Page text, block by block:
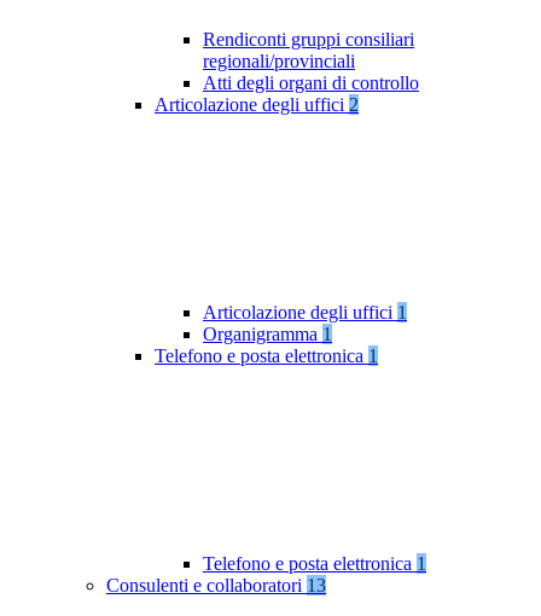
Rendiconti gruppi consiliari
regionali/provinciali
Atti degli organi di controllo
Articolazione degli uffici 2
Articolazione degli uffici 1
Organigramma 1
Telefono e posta elettronica 1
Telefono e posta elettronica 1
Consulenti e collaboratori 13